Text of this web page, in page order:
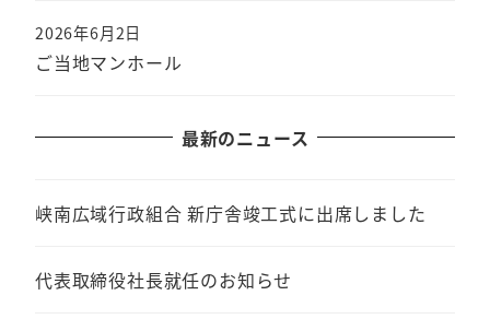
ご当地マンホール
2026年6月2日
最新のニュース
峡南広域行政組合 新庁舎竣工式に出席しました
代表取締役社長就任のお知らせ